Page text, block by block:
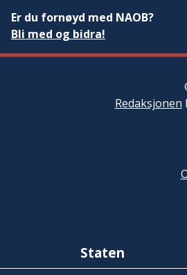
Er du fornøyd med NAOB?
Bli med og bidra!
Redaksjonen
Staten